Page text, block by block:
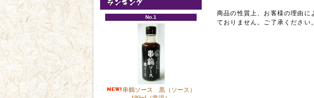
No.1
串鶴ソース 黒（ソース）
商品の性質上、お客様の理由に
ておりません。ご了承ください。